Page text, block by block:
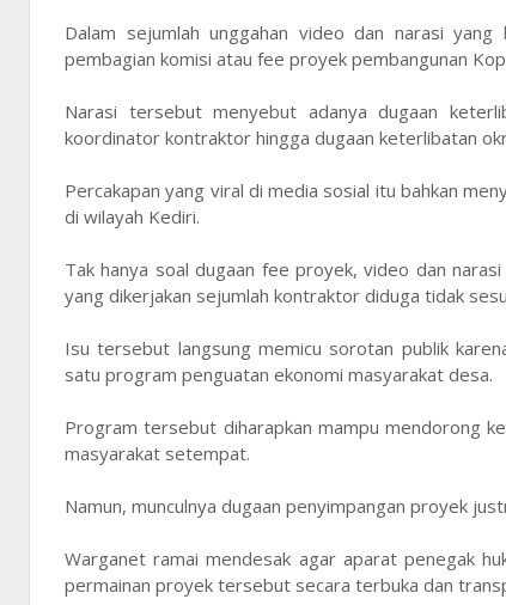
Dalam sejumlah unggahan video dan narasi
pembagian komisi atau fee proyek pembangunan
Narasi tersebut menyebut adanya dugaan
koordinator kontraktor hingga dugaan keterlibatan
Percakapan yang viral di media sosial itu bahkan
di wilayah Kediri.
Tak hanya soal dugaan fee proyek, video dan
yang dikerjakan sejumlah kontraktor diduga tidak
Isu tersebut langsung memicu sorotan publik
satu program penguatan ekonomi masyarakat desa.
Program tersebut diharapkan mampu mendorong
masyarakat setempat.
Namun, munculnya dugaan penyimpangan proyek
Warganet ramai mendesak agar aparat penegak
permainan proyek tersebut secara terbuka dan